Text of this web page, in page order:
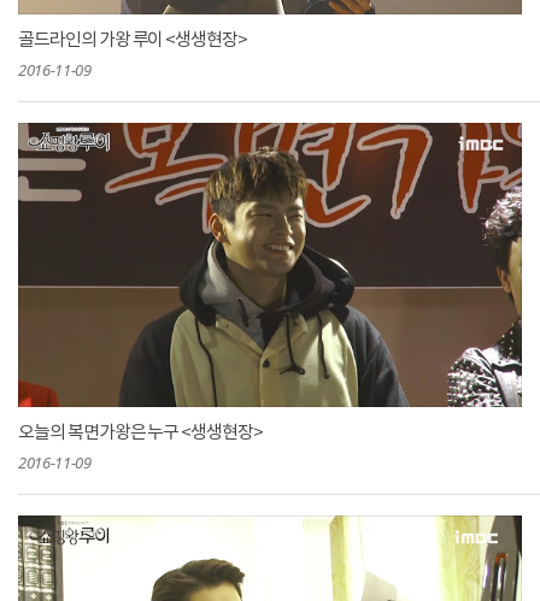
골드라인의 가왕 루이 <생생현장>
2016-11-09
오늘의 복면가왕은 누구 <생생현장>
2016-11-09